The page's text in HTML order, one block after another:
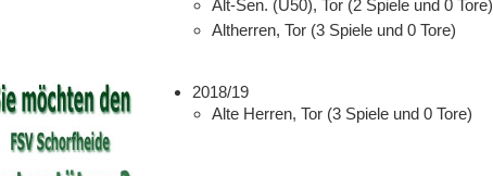
Alt-Sen. (Ü50), Tor (2 Spiele und 0 Tore)
Altherren, Tor (3 Spiele und 0 Tore)
2018/19
Alte Herren, Tor (3 Spiele und 0 Tore)